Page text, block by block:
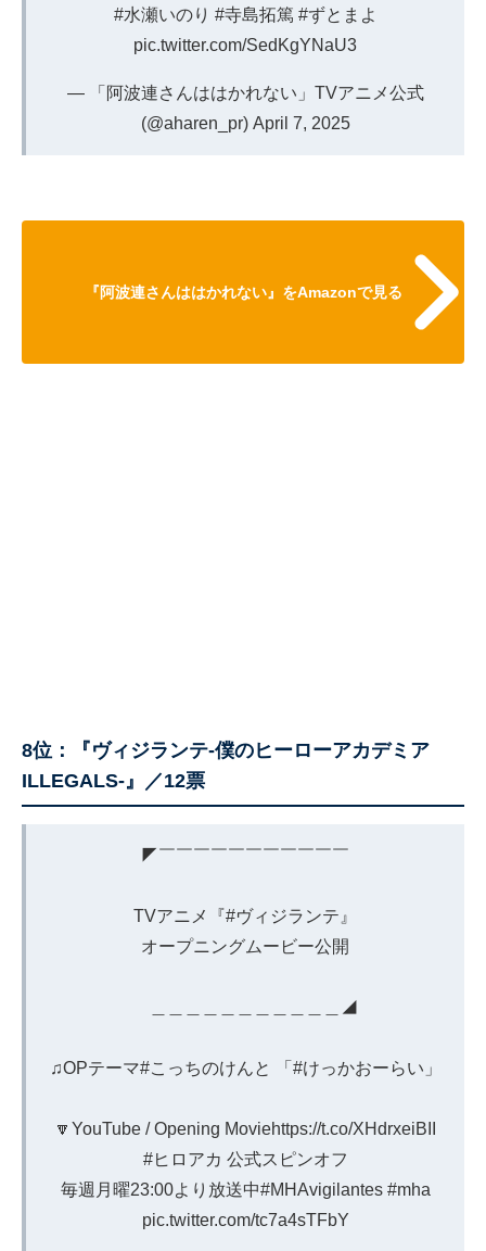
#水瀬いのり #寺島拓篤 #ずとまよ
pic.twitter.com/SedKgYNaU3
— 「阿波連さんははかれない」TVアニメ公式
(@aharen_pr) April 7, 2025
『阿波連さんははかれない』をAmazonで見る
8位：『ヴィジランテ-僕のヒーローアカデミア
ILLEGALS-』／12票
◤￣￣￣￣￣￣￣￣￣￣￣
TVアニメ『#ヴィジランテ 』
オープニングムービー公開
＿＿＿＿＿＿＿＿＿＿＿◢
♫OPテーマ#こっちのけんと 「 #けっかおーらい 」
🔽YouTube / Opening Moviehttps://t.co/XHdrxeiBII
#ヒロアカ 公式スピンオフ
毎週月曜23:00より放送中#MHAvigilantes #mha
pic.twitter.com/tc7a4sTFbY